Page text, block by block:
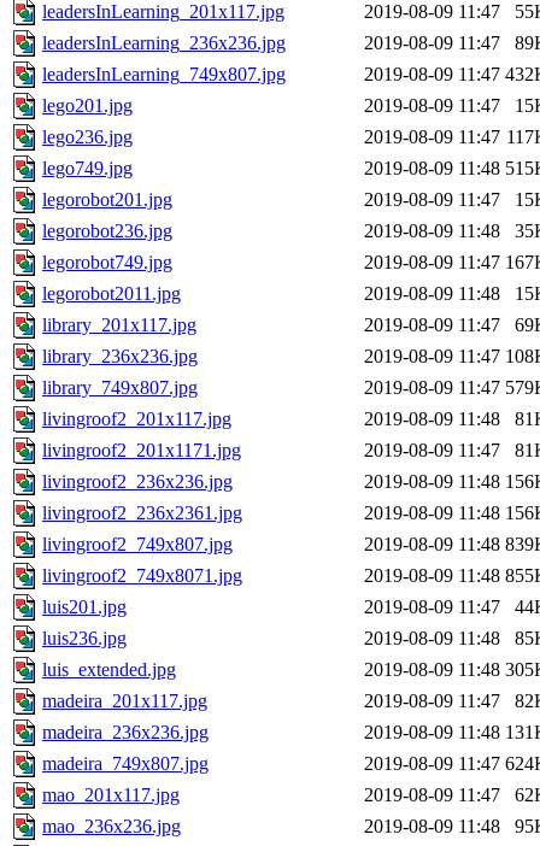
leadersInLearning_201x117.jpg
2019-08-09 11:47
leadersInLearning_236x236.jpg
2019-08-09 11:47
leadersInLearning_749x807.jpg
2019-08-09 11:47
lego201.jpg
2019-08-09 11:47
lego236.jpg
2019-08-09 11:47
lego749.jpg
2019-08-09 11:48
legorobot201.jpg
2019-08-09 11:47
legorobot236.jpg
2019-08-09 11:48
legorobot749.jpg
2019-08-09 11:47
legorobot2011.jpg
2019-08-09 11:48
library_201x117.jpg
2019-08-09 11:47
library_236x236.jpg
2019-08-09 11:47
library_749x807.jpg
2019-08-09 11:47
livingroof2_201x117.jpg
2019-08-09 11:48
livingroof2_201x1171.jpg
2019-08-09 11:47
livingroof2_236x236.jpg
2019-08-09 11:48
livingroof2_236x2361.jpg
2019-08-09 11:48
livingroof2_749x807.jpg
2019-08-09 11:48
livingroof2_749x8071.jpg
2019-08-09 11:48
luis201.jpg
2019-08-09 11:47
luis236.jpg
2019-08-09 11:48
luis_extended.jpg
2019-08-09 11:48
madeira_201x117.jpg
2019-08-09 11:47
madeira_236x236.jpg
2019-08-09 11:48
madeira_749x807.jpg
2019-08-09 11:47
mao_201x117.jpg
2019-08-09 11:47
mao_236x236.jpg
2019-08-09 11:48